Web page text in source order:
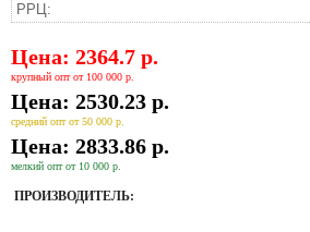
РРЦ:
Цена: 2364.7 р.
крупный опт от 100 000 р.
Цена: 2530.23 р.
средний опт от 50 000 р.
Цена: 2833.86 р.
мелкий опт от 10 000 р.
ПРОИЗВОДИТЕЛЬ: